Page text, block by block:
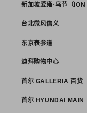
新加坡爱雍·乌节（ION
台北微风信义
东京表参道
迪拜购物中心
首尔 GALLERIA 百货
首尔 HYUNDAI MAIN